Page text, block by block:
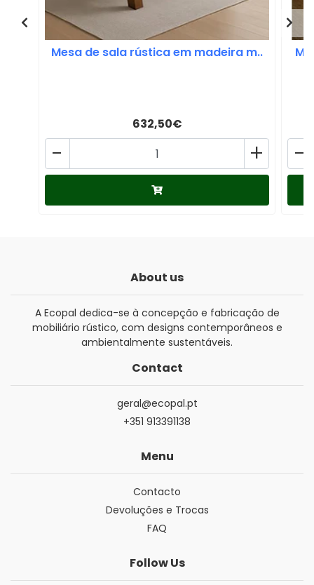
Mesa de sala rústica em madeira m..
632,50€
+
- -
About us
A Ecopal dedica-se à concepção e fabricação de
mobiliário rústico, com designs contemporâneos e
ambientalmente sustentáveis.
Contact
geral@ecopal.pt
+351 913391138
Menu
Contacto
Devoluções e Trocas
FAQ
Follow Us